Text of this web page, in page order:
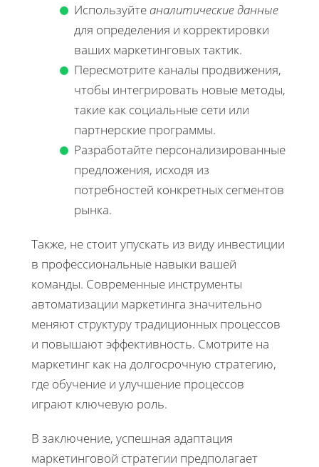
Используйте аналитические данные
для определения и корректировки
ваших маркетинговых тактик.
Пересмотрите каналы продвижения,
чтобы интегрировать новые методы,
такие как социальные сети или
партнерские программы.
Разработайте персонализированные
предложения, исходя из
потребностей конкретных сегментов
рынка.
Также, не стоит упускать из виду инвестиции
в профессиональные навыки вашей
команды. Современные инструменты
автоматизации маркетинга значительно
меняют структуру традиционных процессов
и повышают эффективность. Смотрите на
маркетинг как на долгосрочную стратегию,
где обучение и улучшение процессов
играют ключевую роль.
В заключение, успешная адаптация
маркетинговой стратегии предполагает